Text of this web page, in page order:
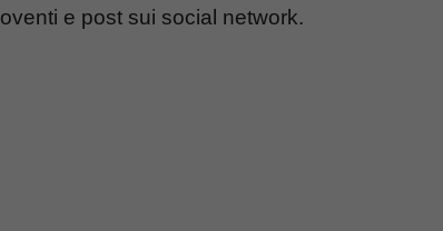
e post sui social network.